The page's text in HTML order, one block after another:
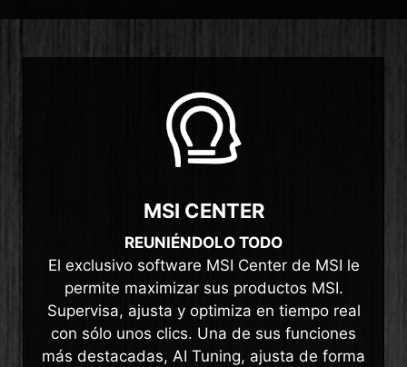
MSI CENTER
REUNIÉNDOLO TODO
El exclusivo software MSI Center de MSI le
permite maximizar sus productos MSI.
Supervisa, ajusta y optimiza en tiempo real
con sólo unos clics. Una de sus funciones
más destacadas, AI Tuning, ajusta de forma